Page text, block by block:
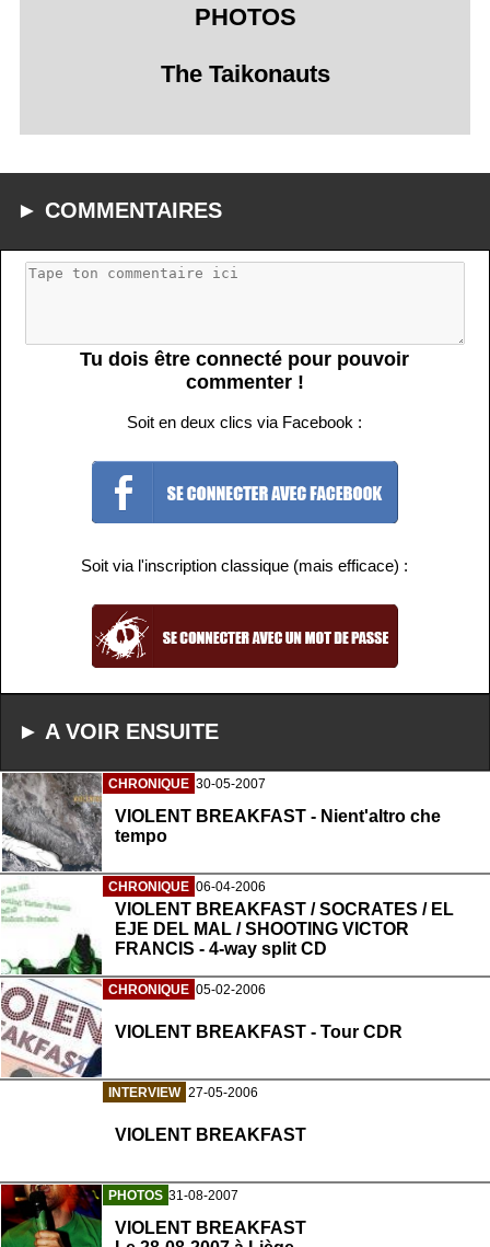
PHOTOS
The Taikonauts
► COMMENTAIRES
Tu dois être connecté pour pouvoir
commenter !
Soit en deux clics via Facebook :
Soit via l'inscription classique (mais efficace) :
► A VOIR ENSUITE
CHRONIQUE 30-05-2007
VIOLENT BREAKFAST - Nient'altro che
tempo
CHRONIQUE 06-04-2006
VIOLENT BREAKFAST / SOCRATES / EL
EJE DEL MAL / SHOOTING VICTOR
FRANCIS - 4-way split CD
CHRONIQUE 05-02-2006
VIOLENT BREAKFAST - Tour CDR
INTERVIEW 27-05-2006
VIOLENT BREAKFAST
PHOTOS 31-08-2007
VIOLENT BREAKFAST